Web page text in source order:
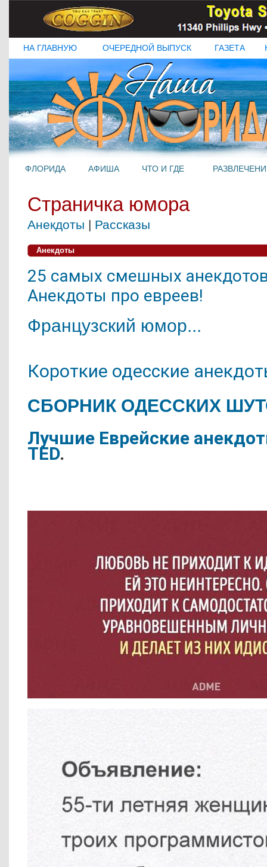
НА ГЛАВНУЮ ОЧЕРЕДНОЙ ВЫПУСК ГАЗЕТА
ФЛОРИДА АФИША ЧТО И ГДЕ
Страничка юмора
Анекдоты | Рассказы
Анекдоты
25 самых смешных
Анекдоты про евреев!
Французский юмор...
Короткие одесские
СБОРНИК ОДЕССКИХ
Лучшие Еврейские
TED.